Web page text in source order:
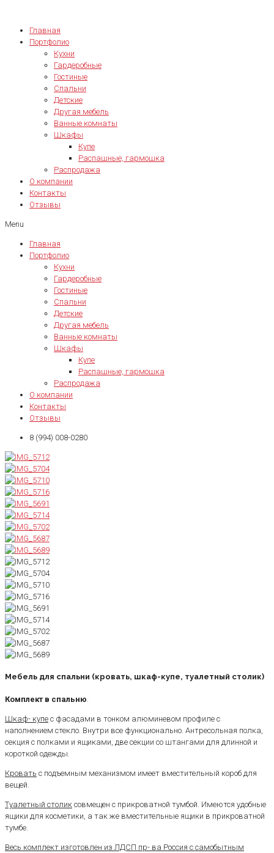
Главная
Портфолио
Кухни
Гардеробные
Гостиные
Спальни
Детские
Другая мебель
Ванные комнаты
Шкафы
Купе
Распашные, гармошка
Распродажа
О компании
Контакты
Отзывы
Menu
Главная
Портфолио
Кухни
Гардеробные
Гостиные
Спальни
Детские
Другая мебель
Ванные комнаты
Шкафы
Купе
Распашные, гармошка
Распродажа
О компании
Контакты
Отзывы
8 (994) 008-0280
Мебель для спальни (кровать, шкаф-купе, туалетный столик)
Комплект в спальню
Шкаф- купе с фасадами в тонком алюминевом профиле с
наполнением стекло. Внутри все функционально. Антресольная полка,
секция с полками и ящиками, две секции со штангами для длинной и
короткой одежды.
Кровать с подъемным механизмом имеет вместительный короб для
вещей.
Туалетный столик совмещен с прикроватной тумбой. Имеются удобные
ящики для косметики, а так же вместительные ящики в прикроватной
тумбе.
Весь комплект изготовлен из ЛДСП пр- ва Россия с самобытным